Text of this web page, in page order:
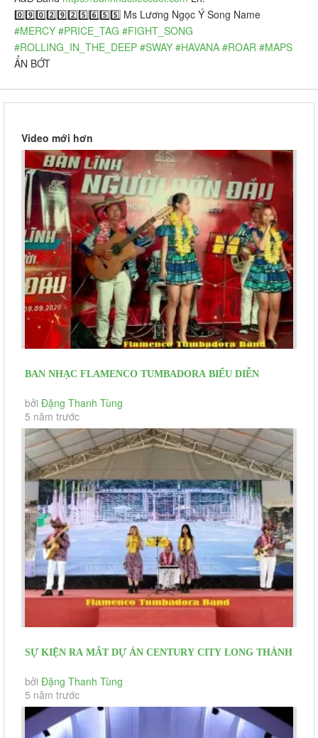
0️⃣9️⃣0️⃣2️⃣9️⃣2️⃣5️⃣6️⃣5️⃣5️⃣ Ms Lương Ngọc Ý Song Name
#MERCY #PRICE_TAG #FIGHT_SONG
#ROLLING_IN_THE_DEEP #SWAY #HAVANA #ROAR #MAPS
ẨN BỚT
Video mới hơn
BAN NHẠC FLAMENCO TUMBADORA BIỂU DIỄN
GENERALI GALA DINNER TẠI MARINA BAY...
bởi Đặng Thanh Tùng
5 năm trước
SỰ KIỆN RA MẮT DỰ ÁN CENTURY CITY LONG THÀNH
12/09/2020
bởi Đặng Thanh Tùng
5 năm trước